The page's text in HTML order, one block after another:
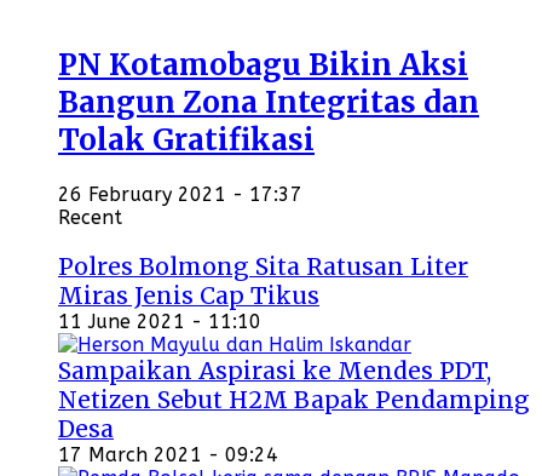
PN Kotamobagu Bikin Aksi
Bangun Zona Integritas dan
Tolak Gratifikasi
26 February 2021 - 17:37
Recent
Polres Bolmong Sita Ratusan Liter
Miras Jenis Cap Tikus
11 June 2021 - 11:10
Sampaikan Aspirasi ke Mendes PDT,
Netizen Sebut H2M Bapak Pendamping
Desa
17 March 2021 - 09:24